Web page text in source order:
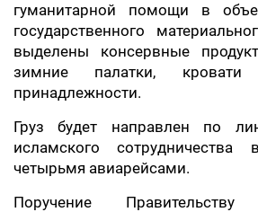
гуманитарной помощи в
государственного
выделены консервные
зимние палатки,
принадлежности.
Груз будет направлен по
исламского
четырьмя авиарейсами.
Поручение